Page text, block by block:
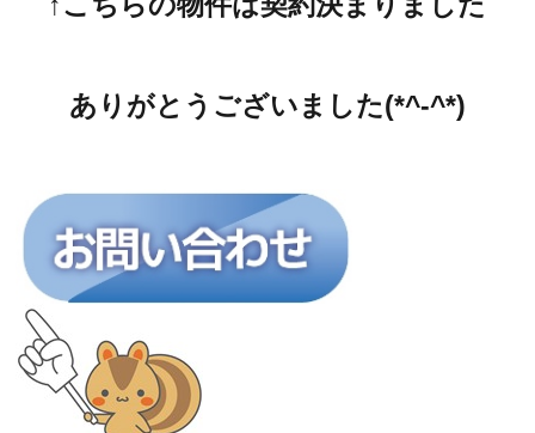
ありがとうございました(*^-^*)